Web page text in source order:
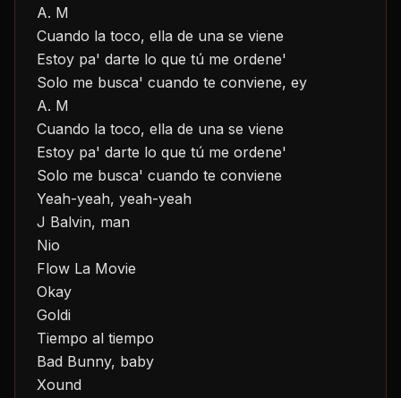
A. M
Cuando la toco, ella de una se viene
Estoy pa' darte lo que tú me ordene'
Solo me busca' cuando te conviene, ey
A. M
Cuando la toco, ella de una se viene
Estoy pa' darte lo que tú me ordene'
Solo me busca' cuando te conviene
Yeah-yeah, yeah-yeah
J Balvin, man
Nio
Flow La Movie
Okay
Goldi
Tiempo al tiempo
Bad Bunny, baby
Xound